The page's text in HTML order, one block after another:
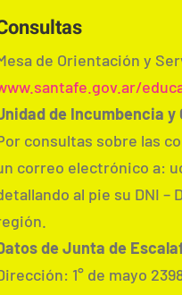
de Orientación y
de Incumbencia
consultas sobre las
correo electrónico a:
al pie su DNI
de Junta de
1° de mayo